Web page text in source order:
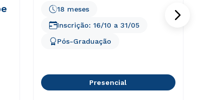
18 meses
Pós-Graduação
Inscrição: 16/10 a 31/05
Presencial